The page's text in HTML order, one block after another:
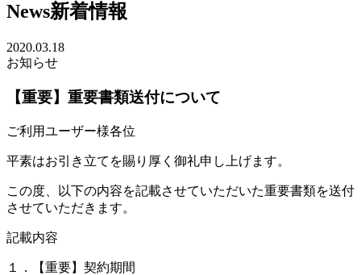
News新着情報
2020.03.18
お知らせ
【重要】重要書類送付について
ご利用ユーザー様各位
平素はお引き立てを賜り厚く御礼申し上げます。
この度、以下の内容を記載させていただいた重要書類を送付
させていただきます。
記載内容
１．【重要】契約期間